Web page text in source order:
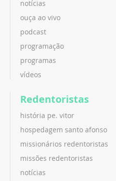
notícias
ouça ao vivo
podcast
programação
programas
vídeos
Redentoristas
história pe. vitor
hospedagem santo afonso
missionários redentoristas
missões redentoristas
notícias